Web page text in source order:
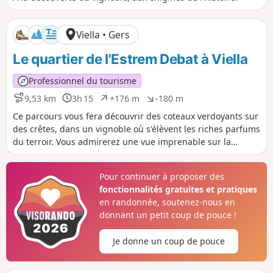
s
t
a
n
e
é
e
n
i
v
e
é
p
o
s
t
i
f
i
é
g
a
t
i
f
Viella • Gers
Le quartier de l'Estrem Debat à Viella
Professionnel du tourisme
9,53 km
D
i
s
t
a
n
3h 15
D
u
r
é
e
+176 m
D
é
n
i
v
e
é
p
o
s
t
-180 m
D
é
n
i
v
e
é
n
é
g
i
f
Ce parcours vous fera découvrir des coteaux verdoyants sur
des crêtes, dans un vignoble où s'élèvent les riches parfums
du terroir. Vous admirerez une vue imprenable sur la
chaîne des Pyrénées.
Pour continuer à proposer des
fonctionnalités gratuites et pratiques
en randonnée, soutenez-nous en
donnant un petit coup de pouce !
Je donne un coup de pouce